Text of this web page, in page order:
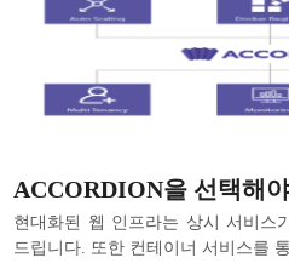
ACCORDION을 선택해
현대화된 웹 인프라는 상시 서비스
드립니다. 또한 컨테이너 서비스를